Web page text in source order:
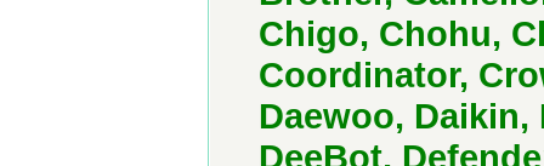
Chigo, Chohu,
Coordinator,
Daewoo, Daikin,
DeeBot,